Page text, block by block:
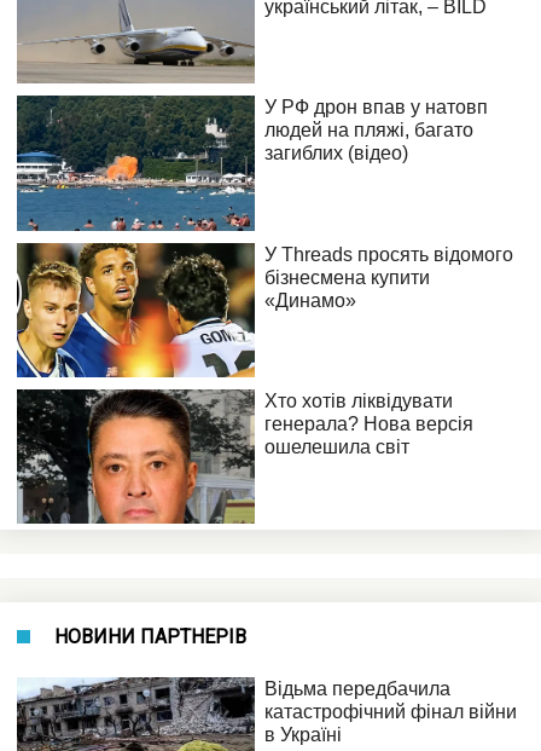
НОВИНИ ПАРТНЕРІВ